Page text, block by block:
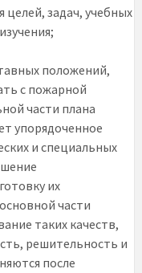
задач, учебных
положений,
с пожарной
части плана
упорядоченное
и специальных
их
части
таких качеств,
решительность и
после